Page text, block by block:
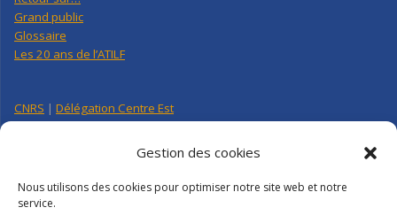
Gestion des cookies
Nous utilisons des cookies pour optimiser notre site web et notre
service.
Grand public
Glossaire
Les 20 ans de l’ATILF
CNRS | Délégation Centre Est
Université de Lorraine
CNRS Hebdo Centre-Est